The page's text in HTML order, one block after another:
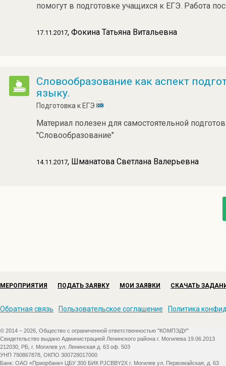
помогут в подготовке учащихся к ЕГЭ. Работа
17.11.2017, Фокина Татьяна Витальевна
Словообразование как аспект
языку.
Подготовка к ЕГЭ
Материал полезен для самостоятельной
"Словообразование"
14.11.2017, Шманатова Светлана Валерьевна
МЕРОПРИЯТИЯ ПОДАТЬ ЗАЯВКУ МОИ ЗАЯВКИ СКАЧАТЬ
Обратная связь Пользовательское соглашение Политика
© 2014 – 2026, Общество с ограниченной ответственностью "КОМПЭДУ"
Свидетельство выдано Администрацией Ленинского района г. Могилева 19.06.2013
212030, РБ, г. Могилев ул. Ленинская д. 63 оф. 503
УНП 790867878, ОКПО 300728017000
Банк: ОАО «Приорбанк» ЦБУ 300 БИК PJCBBY2X г. Могилев ул. Первомайская, д. 63